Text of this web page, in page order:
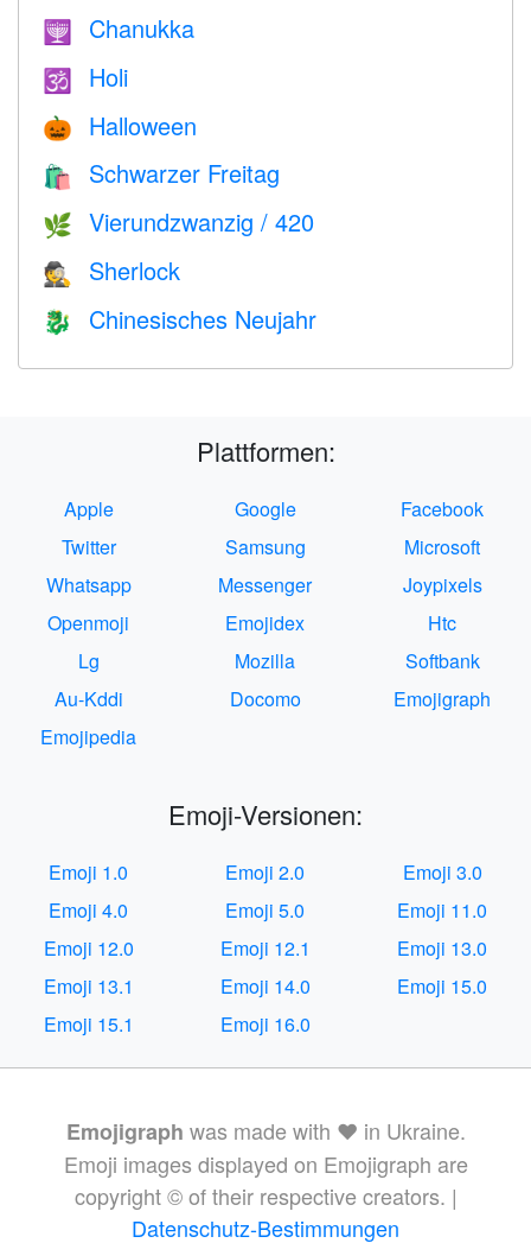
🕎 Chanukka
🕉 Holi
🎃 Halloween
🛍 Schwarzer Freitag
🌿 Vierundzwanzig / 420
🕵️ Sherlock
🐉 Chinesisches Neujahr
Plattformen:
Apple Google
Facebook
Twitter
Samsung
Microsoft
Whatsapp
Messenger
Joypixels
Openmoji
Emojidex
Htc
Lg
Mozilla
Softbank
Au-Kddi
Docomo
Emojigraph
Emojipedia
Emoji-Versionen:
Emoji 1.0 Emoji 2.0
Emoji 3.0
Emoji 4.0
Emoji 5.0
Emoji 11.0
Emoji 12.0
Emoji 12.1
Emoji 13.0
Emoji 13.1
Emoji 14.0
Emoji 15.0
Emoji 15.1
Emoji 16.0
Emojigraph was made with ❤️ in Ukraine.
Emoji images displayed on Emojigraph are
copyright © of their respective creators. |
Datenschutz-Bestimmungen